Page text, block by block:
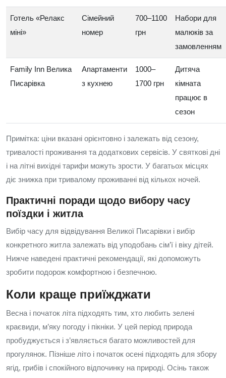
Готель «Релакс
міні»
Сімейний
номер
700–1100
грн
Набори для
малюків за
замовленням
Family Inn Велика
Писарівка
Апартаменти
з кухнею
1000–
1700 грн
Дитяча
кімната
працює в
сезон
Примітка: ціни вказані орієнтовно і залежать від сезону,
тривалості проживання та додаткових сервісів. У святкові дні
і на літні вихідні тарифи можуть зрости. У багатьох місцях
діє знижка при тривалому проживанні від кількох ночей.
Практичні поради щодо вибору часу
поїздки і житла
Вибір часу для відвідування Великої Писарівки і вибір
конкретного житла залежать від уподобань сім’ї і віку дітей.
Нижче наведені практичні рекомендації, які допоможуть
зробити подорож комфортною і безпечною.
Коли краще приїжджати
Весна і початок літа підходять тим, хто любить зелені
краєвиди, м’яку погоду і пікніки. У цей період природа
пробуджується і з’являється багато можливостей для
прогулянок. Пізніше літо і початок осені підходять для збору
ягід, грибів і спокійного відпочинку на природі. Осінь також